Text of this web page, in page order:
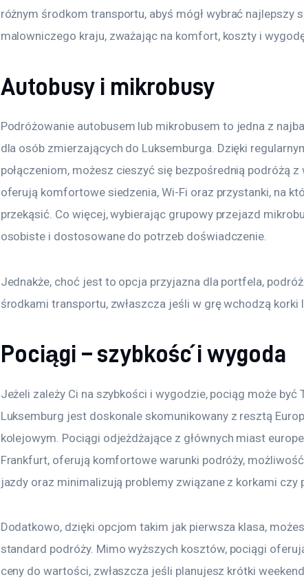
różnym środkom transportu, abyś mógł wybrać najlepszy
malowniczego kraju, zważając na komfort, koszty i
Autobusy i mikrobusy
Podróżowanie autobusem lub mikrobusem to jedna z
dla osób zmierzających do Luksemburga. Dzięki
połączeniom, możesz cieszyć się bezpośrednią podróżą
oferują komfortowe siedzenia, Wi-Fi oraz przystanki, na
przekąsić. Co więcej, wybierając grupowy przejazd
osobiste i dostosowane do potrzeb doświadczenie.
Jednakże, choć jest to opcja przyjazna dla portfela,
środkami transportu, zwłaszcza jeśli w grę wchodzą korki
Pociągi – szybkość i wygoda
Jeżeli zależy Ci na szybkości i wygodzie, pociąg może być
Luksemburg jest doskonale skomunikowany z resztą
kolejowym. Pociągi odjeżdżające z głównych miast
Frankfurt, oferują komfortowe warunki podróży,
jazdy oraz minimalizują problemy związane z korkami czy
Dodatkowo, dzięki opcjom takim jak pierwsza klasa,
standard podróży. Mimo wyższych kosztów, pociągi
ceny do wartości, zwłaszcza jeśli planujesz krótki